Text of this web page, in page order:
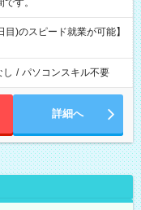
です。
)のスピード就業が可能】
し / パソコンスキル不要
詳細へ